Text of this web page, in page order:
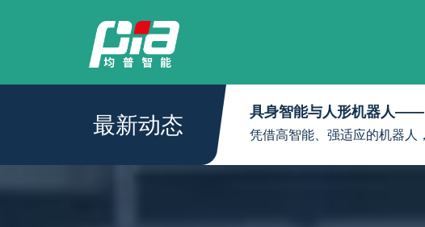
最新动态
具身智能与人形机器人——
凭借高智能、强适应的机器人